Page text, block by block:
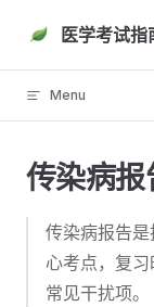
Skip to content
医学考试指
Menu
传染病报
传染病报告
心考点，复
常见干扰项。